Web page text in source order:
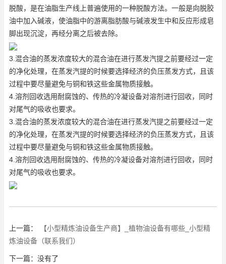
脱酸，是在油脂生产线上普遍使用的一种脱酸方法。一般是向脱胶
油中加入碱液，使油脂中的游离脂肪酸与碱液发生中和反应形成皂
脚出现沉淀，再经分离之后被去除。
3.混合油的蒸发浓度较大的混合油在进行蒸发汽提之前要经过一定
的净化处理，在蒸发汽提的时候要选择经济的负压蒸发方式，且该
过程中要尽量避免与铜和铁这些金属物质接触。
4.溶剂回收选用耐腐蚀的、传热的冷凝设备对溶剂进行回收，同时
对尾气的吸收也要求。
3.混合油的蒸发浓度较大的混合油在进行蒸发汽提之前要经过一定
的净化处理，在蒸发汽提的时候要选择经济的负压蒸发方式，且该
过程中要尽量避免与铜和铁这些金属物质接触。
4.溶剂回收选用耐腐蚀的、传热的冷凝设备对溶剂进行回收，同时
对尾气的吸收也要求。
上一篇：
【小型精炼油设备生产商】_植物油设备有哪些_小型精
炼油设备（联系我们）
下一篇：没有了